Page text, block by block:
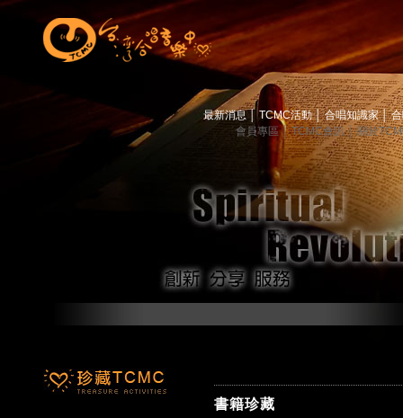
最新消息 TCMC活動│ 合唱知識家│
會員專區│ TCMC會訊│ 關於
書籍珍藏